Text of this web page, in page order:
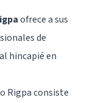
ofrece a sus
de
hincapié en
Rigpa consiste